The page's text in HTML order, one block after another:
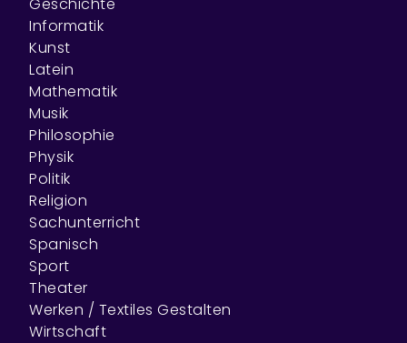
Informatik
Kunst
Latein
Mathematik
Musik
Philosophie
Physik
Politik
Religion
Sachunterricht
Spanisch
Sport
Theater
Werken / Textiles Gestalten
Wirtschaft